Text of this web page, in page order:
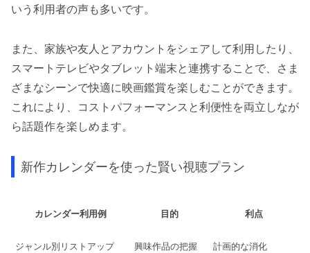
いう利用者の声も多いです。
また、家族や友人とアカウントをシェアして利用したり、
スマートテレビやタブレット端末と連携することで、さま
ざまなシーンで快適に映画鑑賞を楽しむことができます。
これにより、コストパフォーマンスと利便性を両立しなが
ら話題作を楽しめます。
新作カレンダーを使った賢い視聴プラン
カレンダー利用例 目的 利点
ジャンル別リストアップ 興味作品の把握 計画的な消化